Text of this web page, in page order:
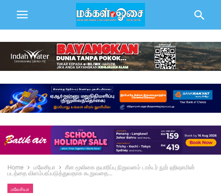
Home மலேசியா
சீன மூலிகை தயாரிப்பு நிறுவனம் டாக்டர் நூர் ஹிஷாமின்
படத்தை விளம்பரப்படுத்துவதாக கூறுவதை...
மலேசியா